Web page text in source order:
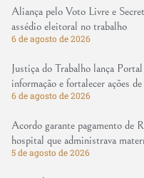
Aliança pelo Voto Livre e
assédio eleitoral no trabalho
6 de agosto de 2026
Justiça do Trabalho lança
informação e fortalecer ações
6 de agosto de 2026
Acordo garante pagamento de
hospital que administrava
5 de agosto de 2026